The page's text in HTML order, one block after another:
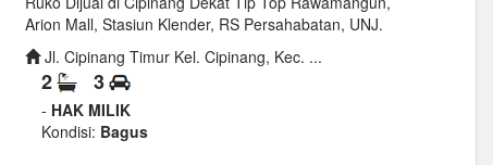
Arion Mall, Stasiun Klender, RS Persahabatan, UNJ.
Jl. Cipinang Timur Kel. Cipinang, Kec. ...
2 3
- HAK MILIK
Kondisi: Bagus